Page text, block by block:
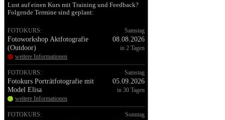
Lust auf einen Kurs mit Training und Feedback?
Folgende Termine sind geplant:
FOTOKURS:
Fotoworkshop Aktfotografie
(Outdoor)
weitere Informationen
Samstag
08.08.2026
in 2 Tagen
FOTOKURS:
Fotokurs Porträtfotografie mit
Model Elisa
weitere Informationen
Samstag
05.09.2026
in 30 Tagen
FOTOKURS: Sonntag